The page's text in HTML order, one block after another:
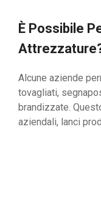
È Possibile
Alcune aziende
tovagliati,
brandizzate.
aziendali, lanci